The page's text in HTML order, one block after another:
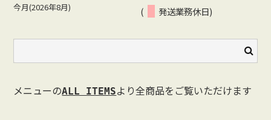
今月(2026年8月) ( 発送業務休日)
メニューのALL ITEMSより全商品をご覧いただけます